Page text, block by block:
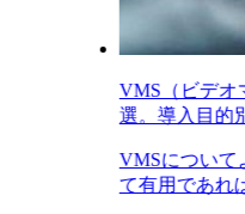
VMS（ビデオ
選。導入目的
VMSについて
て有用であれ